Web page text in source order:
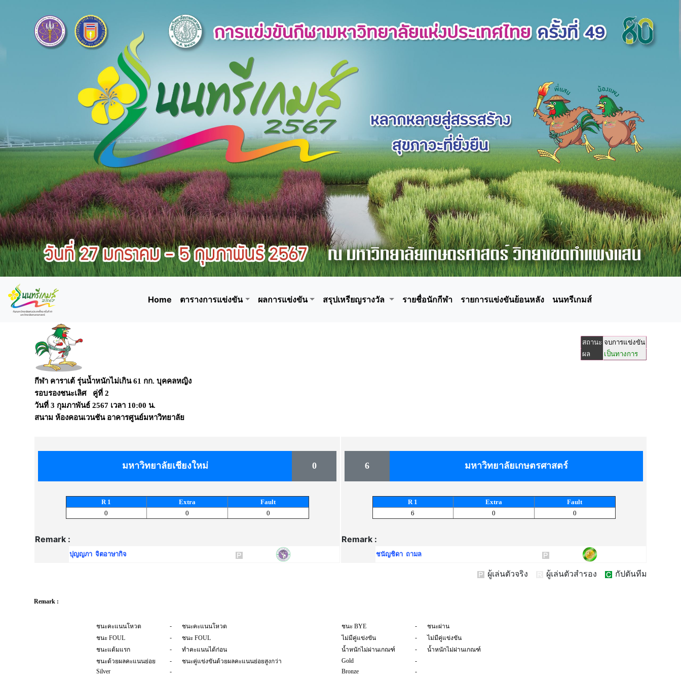
Home ตารางการแข่งขัน ผลการแข่งขัน สรุปเหรียญรางวัล รายชื่อนักกีฬา รายการแข่งขันย้อนหลัง นนทรีเกมส์
สถานะ จบการแข่งขัน
ผล
เป็นทางการ
กีฬา คาราเต้ รุ่นน้ำหนักไม่เกิน 61 กก. บุคคลหญิง
รอบรองชนะเลิศ คู่ที่ 2
วันที่ 3 กุมภาพันธ์ 2567 เวลา 10:00 น.
สนาม ห้องคอนเวนชัน อาคารศูนย์มหาวิทยาลัย
มหาวิทยาลัยเชียงใหม่ 0
R 1 Extra
Fault
0
0 0
Remark :
ปุญญภา จิตอาษากิจ
6 มหาวิทยาลัยเกษตรศาสตร์
R 1 Extra
Fault
6
0 0
Remark :
ชนัญชิดา ถามล
ผู้เล่นตัวจริง ผู้เล่นตัวสำรอง กัปตันทีม
Remark :
ชนะคะแนนโหวต - ชนะคะแนนโหวต ชนะ BYE -
ชนะผ่าน
ชนะ FOUL
- ชนะ FOUL ไม่มีคู่แข่งขัน -
ไม่มีคู่แข่งขัน
ชนะแต้มแรก
- ทำคะแนนได้ก่อน น้ำหนักไม่ผ่านเกณฑ์ -
น้ำหนักไม่ผ่านเกณฑ์
ชนะด้วยผลคะแนนย่อย
- ชนะคู่แข่งขันด้วยผลคะแนนย่อยสูงกว่า Gold
-
Silver
- Bronze -